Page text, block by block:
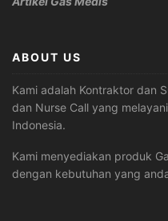
ABOUT US
Kami adalah Kontraktor dan
dan Nurse Call yang
Indonesia.
Kami menyediakan produk
dengan kebutuhan yang